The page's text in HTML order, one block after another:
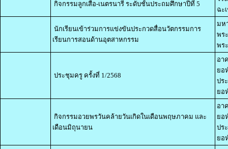
กิจกรรมลูกเสือ-เนตรนารี ระดับชั้นประถมศึกษาปีที่ 5
ฉะ
นักเรียนเข้าร่วมการแข่งขันประกวดสื่อนวัตกรรมการ
เรียนการสอนด้านอุตสาหกรรม
มห
พร
พร
ประชุมครู ครั้งที่ 1/2568
อา
ยอ
ปร
ยอ
กิจกรรมอวยพรวันคล้ายวันเกิดในเดือนพฤษภาคม และ
เดือนมิถุนายน
อา
ยอ
ปร
ยอ